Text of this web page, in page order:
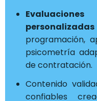
personalizadas
programación,
psicometría
de contratación.
Contenido
confiables